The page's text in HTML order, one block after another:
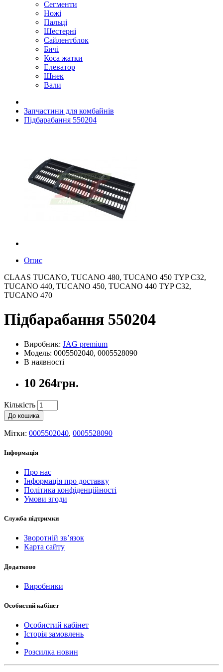
Сегменти
Ножі
Пальці
Шестерні
Сайлентблок
Бичі
Коса жатки
Елеватор
Шнек
Вали
Запчастини для комбайнів
Підбарабання 550204
Опис
CLAAS TUCANO, TUCANO 480, TUCANO 450 TYP C32,
TUCANO 440, TUCANO 450, TUCANO 440 TYP C32,
TUCANO 470
Підбарабання 550204
Виробник: JAG premium
Модель: 0005502040, 0005528090
В наявності
10 264грн.
Кількість
До кошика
Мітки: 0005502040, 0005528090
Інформація
Про нас
Інформація про доставку
Політика конфіденційності
Умови згоди
Служба підтримки
Зворотній зв’язок
Карта сайту
Додатково
Виробники
Особистий кабінет
Особистий кабінет
Історія замовлень
Розсилка новин